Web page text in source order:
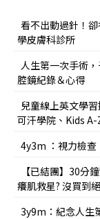
看不出動過針！
學皮膚科診所
人生第一次手術
腔鏡紀錄＆心得
兒童線上英文學
可汗學院、Kids A-
4y3m ：視力檢查
【已結團】30分
癢肌救星? 沒買到
3y9m：紀念人生